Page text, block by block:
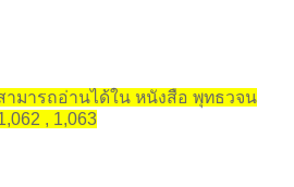
ามารถอ่านได้ใน หนังสือ พุทธวจน
, 1,063